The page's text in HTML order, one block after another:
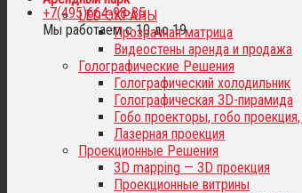
+7(495)664-98-35
Мы работаем с 10 до 19
LED-ЭКРАНЫ
Прозрачная матрица
Видеостены аренда и продажа
Голографические Решения
Голографический холодильник
Голографическая 3D-пирамида
Гобо проекторы, гобо
Лазерная проекция
Проекционные Решения
3D mapping — 3D проекция
Проекционные витрины